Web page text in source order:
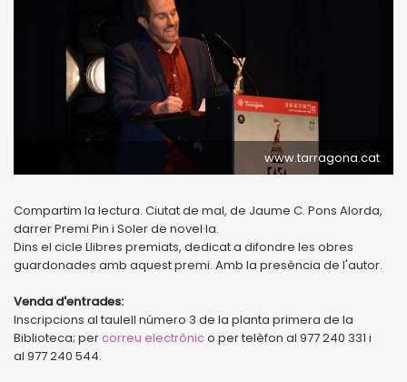
www.tarragona.cat
Compartim la lectura. Ciutat de mal, de Jaume C. Pons Alorda,
darrer Premi Pin i Soler de novel·la.
Dins el cicle Llibres premiats, dedicat a difondre les obres
guardonades amb aquest premi. Amb la presència de l'autor.
Venda d'entrades:
Inscripcions al taulell número 3 de la planta primera de la
Biblioteca; percorreu electrònico per telèfon al 977 240 331 i
al 977 240 544.